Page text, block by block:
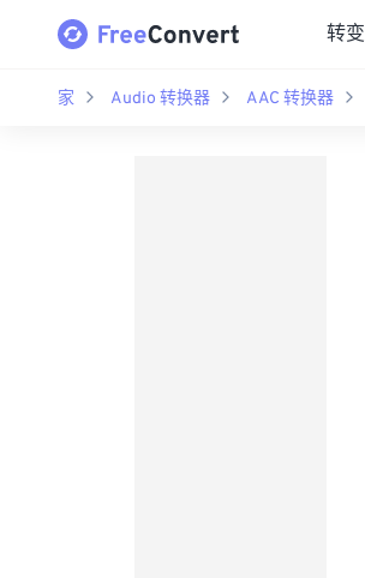
转变
家 Audio 转换器 AAC 转换器